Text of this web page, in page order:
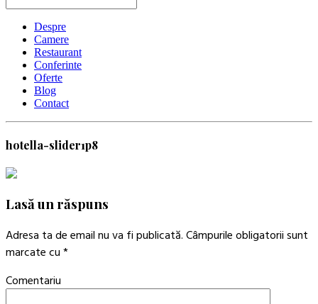
Despre
Camere
Restaurant
Conferinte
Oferte
Blog
Contact
hotella-slider1p8
Lasă un răspuns
Adresa ta de email nu va fi publicată. Câmpurile obligatorii sunt
marcate cu *
Comentariu